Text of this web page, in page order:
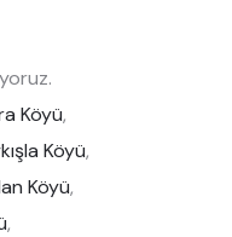
Köyü,
Köyü,
Köyü,
,